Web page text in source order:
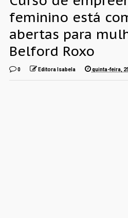
feminino está
abertas para
Belford Roxo
0 Editora Isabela quinta-feira,